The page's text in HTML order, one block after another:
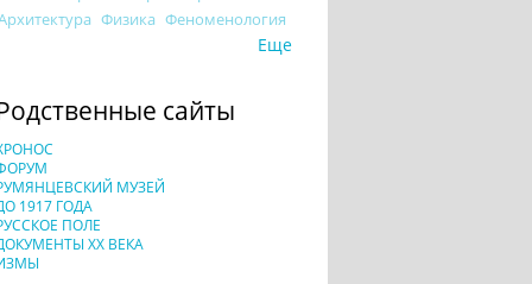
Физика Феноменология
Еще
сайты
МУЗЕЙ
1917 ГОДА
ПОЛЕ
XX ВЕКА